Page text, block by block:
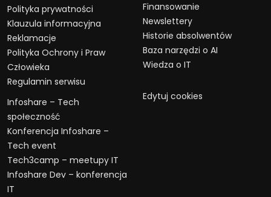
Polityka prywatności
Klauzula informacyjna
Reklamacje
Polityka Ochrony i Praw
Człowieka
Regulamin serwisu
Infoshare – Tech
społeczność
Konferencja Infoshare –
Tech event
Tech3camp – meetupy IT
Infoshare Dev – konferencja
IT
Finansowanie
Newslettery
Historie absolwentów
Baza narzędzi o AI
Wiedza o IT
Edytuj cookies